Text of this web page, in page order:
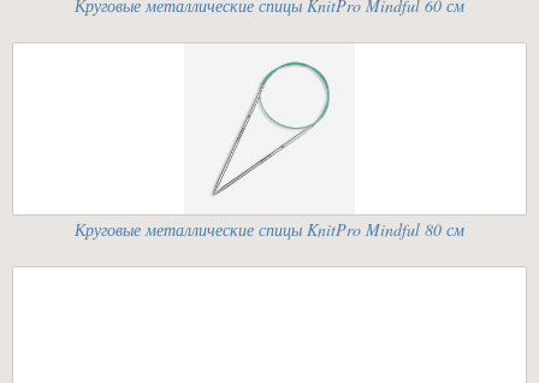
Круговые металлические спицы KnitPro Mindful 60 см
Круговые металлические спицы KnitPro Mindful 80 см